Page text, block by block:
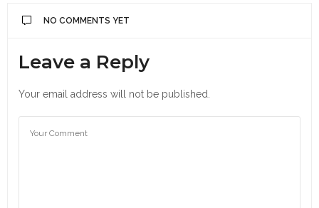
NO COMMENTS YET
Leave a Reply
Your email address will not be published.